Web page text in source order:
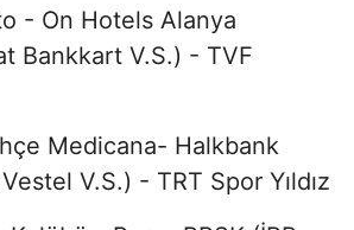
- On Hotels Alanya
Bankkart V.S.) - TVF
Medicana- Halkbank
V.S.) - TRT Spor Yıldız